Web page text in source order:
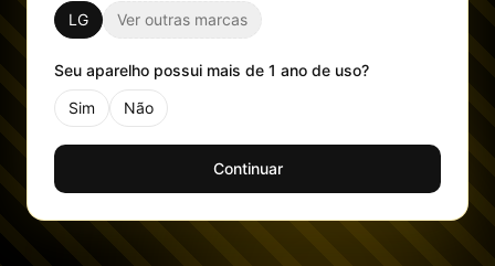
LG
Ver outras marcas
Seu aparelho possui mais de 1 ano de uso?
Sim
Não
Continuar